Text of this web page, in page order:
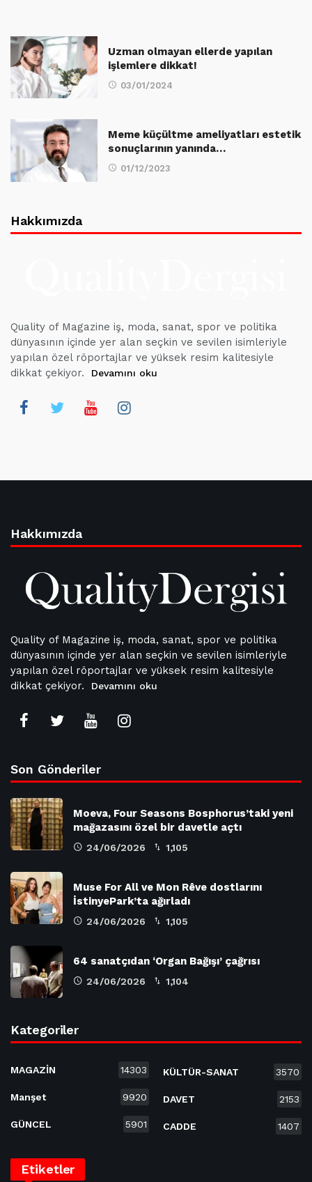
Uzman olmayan ellerde yapılan
işlemlere dikkat!
03/01/2024
Meme küçültme ameliyatları estetik
sonuçlarının yanında…
01/12/2023
Hakkımızda
Quality of Magazine iş, moda, sanat, spor ve politika
dünyasının içinde yer alan seçkin ve sevilen isimleriyle
yapılan özel röportajlar ve yüksek resim kalitesiyle
dikkat çekiyor.
Devamını oku
Hakkımızda
Quality of Magazine iş, moda, sanat, spor ve politika
dünyasının içinde yer alan seçkin ve sevilen isimleriyle
yapılan özel röportajlar ve yüksek resim kalitesiyle
dikkat çekiyor.
Devamını oku
Son Gönderiler
Moeva, Four Seasons Bosphorus’taki yeni
mağazasını özel bir davetle açtı
24/06/2026 1,105
Muse For All ve Mon Rêve dostlarını
İstinyePark’ta ağırladı
24/06/2026 1,105
64 sanatçıdan ‘Organ Bağışı’ çağrısı
24/06/2026 1,104
Kategoriler
MAGAZİN 14303
Manşet 9920
GÜNCEL 5901
KÜLTÜR-SANAT 3570
DAVET 2153
CADDE 1407
Etiketler